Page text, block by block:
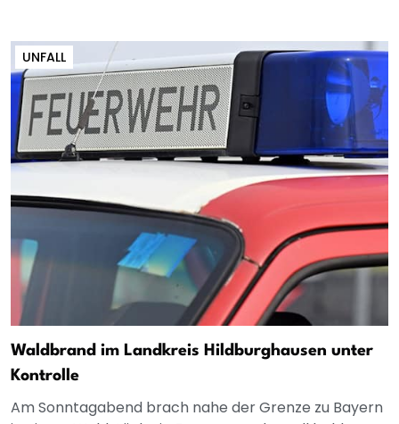
UNFALL
Waldbrand im Landkreis Hildburghausen unter
Kontrolle
Am Sonntagabend brach nahe der Grenze zu Bayern